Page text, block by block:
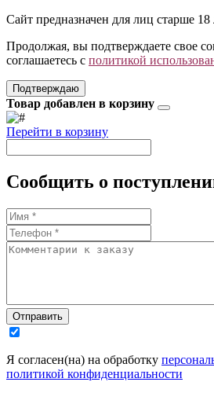
Сайт предназначен для лиц старше 18
Продолжая, вы подтверждаете свое
соглашаетесь с политикой
Подтверждаю
Товар добавлен в корзину
Перейти в корзину
Сообщить о
Отправить
Я согласен(на) на обработку
политикой конфиденциальности